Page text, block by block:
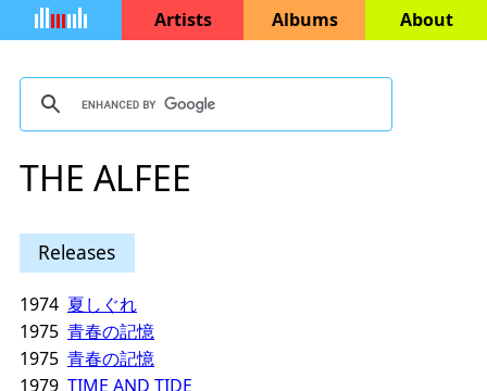
Artists Albums About
THE ALFEE
Releases
1974 夏しぐれ
1975 青春の記憶
1975 青春の記憶
1979 TIME AND TIDE